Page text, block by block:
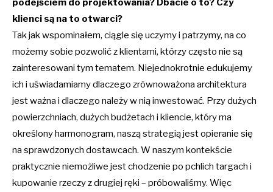
podejściem do projektowania? Dbacie o to? Czy
klienci są na to otwarci?
Tak jak wspominałem, ciągle się uczymy i patrzymy, na co
możemy sobie pozwolić z klientami, którzy często nie są
zainteresowani tym tematem. Niejednokrotnie edukujemy
ich i uświadamiamy dlaczego zrównoważona architektura
jest ważna i dlaczego należy w nią inwestować. Przy dużych
powierzchniach, dużych budżetach i kliencie, który ma
określony harmonogram, naszą strategią jest opieranie się
na sprawdzonych dostawcach. W naszym kontekście
praktycznie niemożliwe jest chodzenie po pchlich targach i
kupowanie rzeczy z drugiej ręki – próbowaliśmy. Więc